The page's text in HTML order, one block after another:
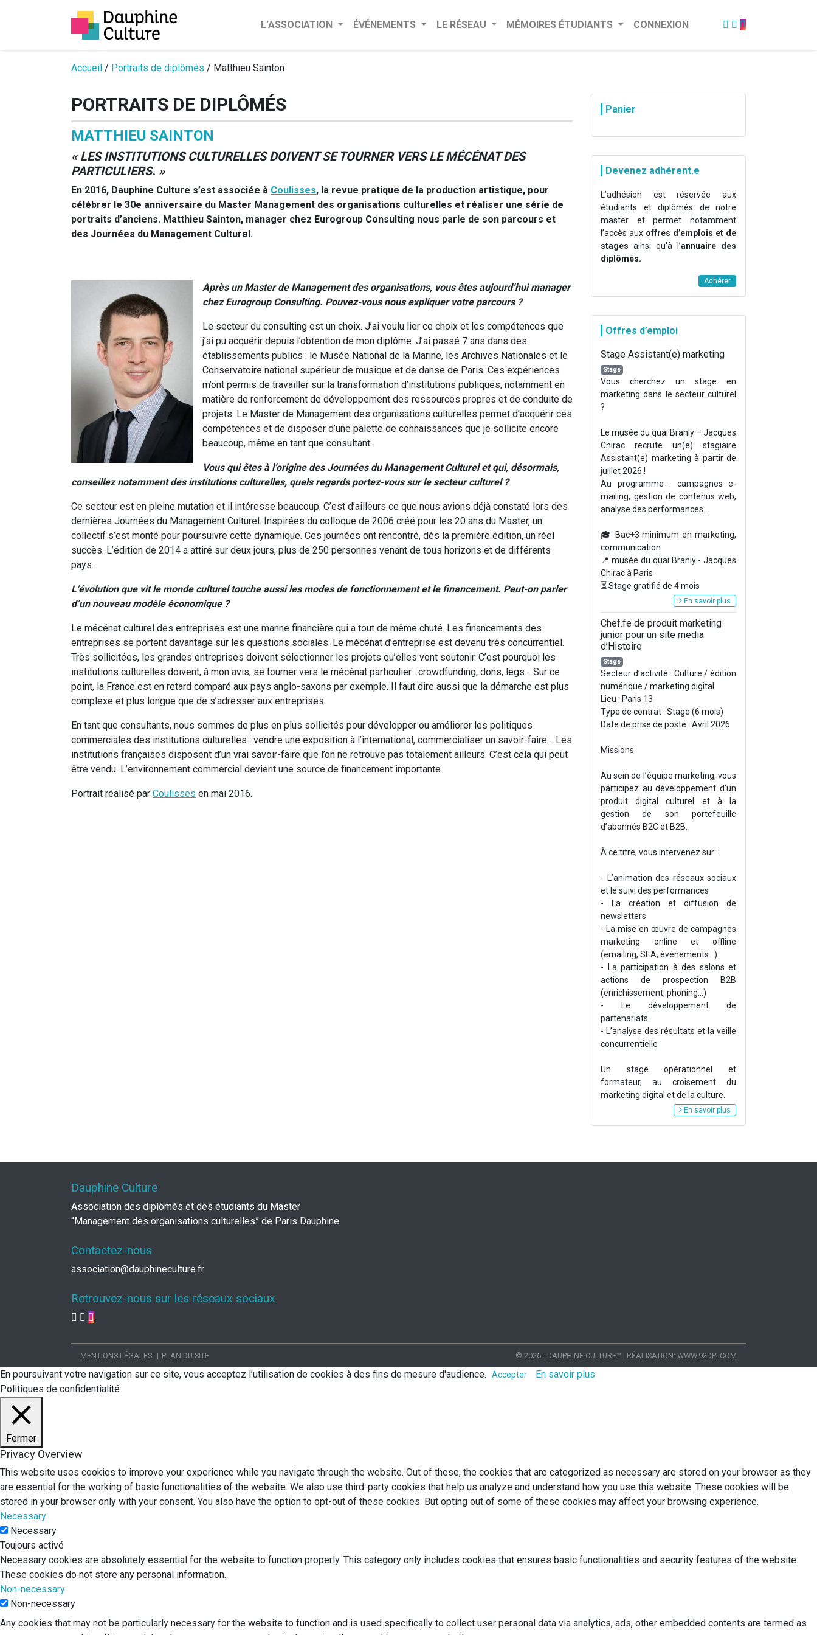
Passer au contenu
L’ASSOCIATION ÉVÉNEMENTS LE RÉSEAU MÉMOIRES ÉTUDIANTS CONNEXION
Accueil / Portraits de diplômés / Matthieu Sainton
PORTRAITS DE DIPLÔMÉS
MATTHIEU SAINTON
« LES INSTITUTIONS CULTURELLES DOIVENT SE TOURNER VERS LE MÉCÉNAT DES
PARTICULIERS. »
En 2016, Dauphine Culture s’est associée à Coulisses, la revue pratique de la production artistique, pour
célébrer le 30e anniversaire du Master Management des organisations culturelles et réaliser une série de
portraits d’anciens. Matthieu Sainton, manager chez Eurogroup Consulting nous parle de son parcours et
des Journées du Management Culturel.
Après un Master de Management des organisations, vous êtes aujourd’hui manager
chez Eurogroup Consulting. Pouvez-vous nous expliquer votre parcours ?
Le secteur du consulting est un choix. J’ai voulu lier ce choix et les compétences que
j’ai pu acquérir depuis l’obtention de mon diplôme. J’ai passé 7 ans dans des
établissements publics : le Musée National de la Marine, les Archives Nationales et le
Conservatoire national supérieur de musique et de danse de Paris. Ces expériences
m’ont permis de travailler sur la transformation d’institutions publiques, notamment en
matière de renforcement de développement des ressources propres et de conduite de
projets. Le Master de Management des organisations culturelles permet d’acquérir ces
compétences et de disposer d’une palette de connaissances que je sollicite encore
beaucoup, même en tant que consultant.
Vous qui êtes à l’origine des Journées du Management Culturel et qui, désormais,
conseillez notamment des institutions culturelles, quels regards portez-vous sur le secteur culturel ?
Ce secteur est en pleine mutation et il intéresse beaucoup. C’est d’ailleurs ce que nous avions déjà constaté lors des
dernières Journées du Management Culturel. Inspirées du colloque de 2006 créé pour les 20 ans du Master, un
collectif s’est monté pour poursuivre cette dynamique. Ces journées ont rencontré, dès la première édition, un réel
succès. L’édition de 2014 a attiré sur deux jours, plus de 250 personnes venant de tous horizons et de différents
pays.
L’évolution que vit le monde culturel touche aussi les modes de fonctionnement et le financement. Peut-on parler
d’un nouveau modèle économique ?
Le mécénat culturel des entreprises est une manne financière qui a tout de même chuté. Les financements des
entreprises se portent davantage sur les questions sociales. Le mécénat d’entreprise est devenu très concurrentiel.
Très sollicitées, les grandes entreprises doivent sélectionner les projets qu’elles vont soutenir. C’est pourquoi les
institutions culturelles doivent, à mon avis, se tourner vers le mécénat particulier : crowdfunding, dons, legs… Sur ce
point, la France est en retard comparé aux pays anglo-saxons par exemple. Il faut dire aussi que la démarche est plus
complexe et plus longue que de s’adresser aux entreprises.
En tant que consultants, nous sommes de plus en plus sollicités pour développer ou améliorer les politiques
commerciales des institutions culturelles : vendre une exposition à l’international, commercialiser un savoir-faire… Les
institutions françaises disposent d’un vrai savoir-faire que l’on ne retrouve pas totalement ailleurs. C’est cela qui peut
être vendu. L’environnement commercial devient une source de financement importante.
Portrait réalisé par Coulisses en mai 2016.
Panier
Devenez adhérent.e
L’adhésion est réservée aux
étudiants et diplômés de notre
master et permet notamment
l’accès aux offres d’emplois et de
stages ainsi qu'à l’annuaire des
diplômés.
Adhérer
Offres d’emploi
Stage Assistant(e) marketing
Stage
Vous cherchez un stage en
marketing dans le secteur culturel
?
Le musée du quai Branly – Jacques
Chirac recrute un(e) stagiaire
Assistant(e) marketing à partir de
juillet 2026 !
Au programme : campagnes e-
mailing, gestion de contenus web,
analyse des performances...
🎓 Bac+3 minimum en marketing,
communication
📍 musée du quai Branly - Jacques
Chirac à Paris
⏳ Stage gratifié de 4 mois
En savoir plus
Chef.fe de produit marketing
junior pour un site media
d’Histoire
Stage
Secteur d’activité : Culture / édition
numérique / marketing digital
Lieu : Paris 13
Type de contrat : Stage (6 mois)
Date de prise de poste : Avril 2026
Missions
Au sein de l’équipe marketing, vous
participez au développement d’un
produit digital culturel et à la
gestion de son portefeuille
d’abonnés B2C et B2B.
À ce titre, vous intervenez sur :
- L’animation des réseaux sociaux
et le suivi des performances
- La création et diffusion de
newsletters
- La mise en œuvre de campagnes
marketing online et offline
(emailing, SEA, événements…)
- La participation à des salons et
actions de prospection B2B
(enrichissement, phoning...)
- Le développement de
partenariats
- L’analyse des résultats et la veille
concurrentielle
Un stage opérationnel et
formateur, au croisement du
marketing digital et de la culture.
En savoir plus
Dauphine Culture
Association des diplômés et des étudiants du Master
“Management des organisations culturelles” de Paris Dauphine.
Contactez-nous
association@dauphineculture.fr
Retrouvez-nous sur les réseaux sociaux
MENTIONS LÉGALES PLAN DU SITE © 2026 - DAUPHINE CULTURE™ | RÉALISATION: WWW.92DPI.COM
En poursuivant votre navigation sur ce site, vous acceptez l’utilisation de cookies à des fins de mesure d'audience. Accepter
En savoir plus
Politiques de confidentialité
Fermer
Privacy Overview
This website uses cookies to improve your experience while you navigate through the website. Out of these, the cookies that are categorized as necessary are stored on your browser as they
are essential for the working of basic functionalities of the website. We also use third-party cookies that help us analyze and understand how you use this website. These cookies will be
stored in your browser only with your consent. You also have the option to opt-out of these cookies. But opting out of some of these cookies may affect your browsing experience.
Necessary
Necessary
Toujours activé
Necessary cookies are absolutely essential for the website to function properly. This category only includes cookies that ensures basic functionalities and security features of the website.
These cookies do not store any personal information.
Non-necessary
Non-necessary
Any cookies that may not be particularly necessary for the website to function and is used specifically to collect user personal data via analytics, ads, other embedded contents are termed as